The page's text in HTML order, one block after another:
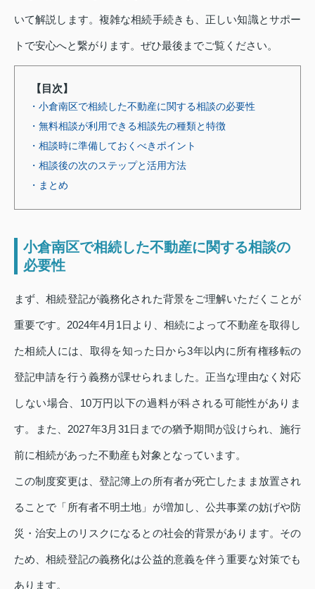
いて解説します。複雑な相続手続きも、正しい知識とサポー
トで安心へと繋がります。ぜひ最後までご覧ください。
【目次】
・小倉南区で相続した不動産に関する相談の必要性
・無料相談が利用できる相談先の種類と特徴
・相談時に準備しておくべきポイント
・相談後の次のステップと活用方法
・まとめ
小倉南区で相続した不動産に関する相談の
必要性
まず、相続登記が義務化された背景をご理解いただくことが
重要です。2024年4月1日より、相続によって不動産を取得し
た相続人には、取得を知った日から3年以内に所有権移転の
登記申請を行う義務が課せられました。正当な理由なく対応
しない場合、10万円以下の過料が科される可能性がありま
す。また、2027年3月31日までの猶予期間が設けられ、施行
前に相続があった不動産も対象となっています。
この制度変更は、登記簿上の所有者が死亡したまま放置され
ることで「所有者不明土地」が増加し、公共事業の妨げや防
災・治安上のリスクになるとの社会的背景があります。その
ため、相続登記の義務化は公益的意義を伴う重要な対策でも
あります。